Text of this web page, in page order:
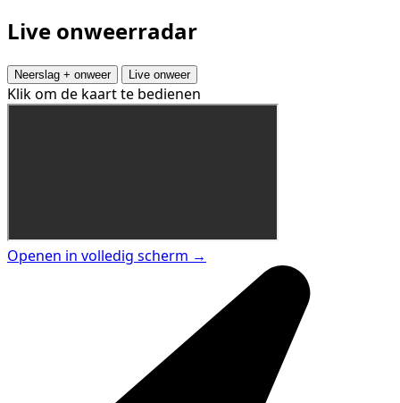
Live onweerradar
Neerslag + onweer Live onweer
Klik om de kaart te bedienen
Openen in volledig scherm →